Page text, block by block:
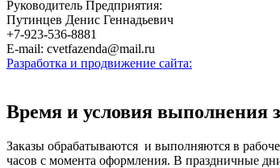
Руководитель Предприятия:
Путинцев Денис Геннадьевич
+7-923-536-8881
E-mail: cvetfazenda@mail.ru
Разработка и продвижение сайта:
Время и условия выполнения
Заказы обрабатываются и выполняются в
часов с момента оформления. В праздничные